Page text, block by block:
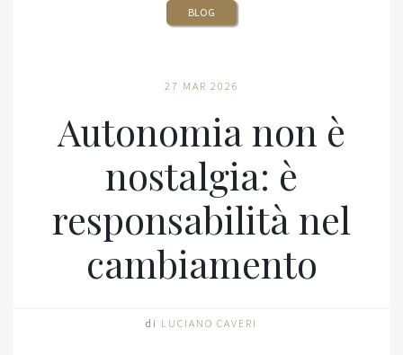
BLOG
27 MAR 2026
Autonomia non è
nostalgia: è
responsabilità nel
cambiamento
di LUCIANO CAVERI